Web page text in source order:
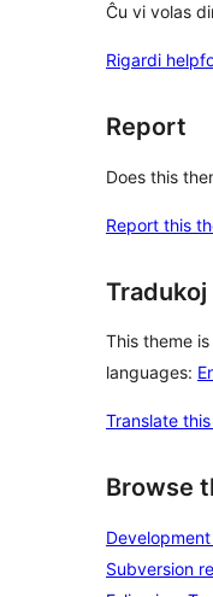
Ĉu vi volas
Rigardi
Report
Does this
Report this
Tradukoj
This theme
languages:
Translate
Browse
Subversion